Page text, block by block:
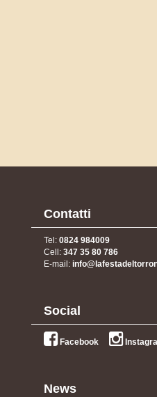
Contatti
Tel: 0824 984009
Cell: 347 35 80 786
E-mail:
Social
Facebook
News